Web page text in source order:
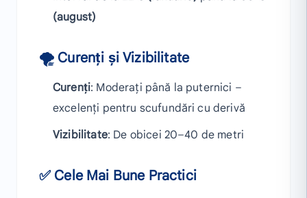
(august)
🌪️ Curenți și Vizibilitate
Curenți: Moderați până la puternici –
excelenți pentru scufundări cu derivă
Vizibilitate: De obicei 20–40 de metri
✅ Cele Mai Bune Practici